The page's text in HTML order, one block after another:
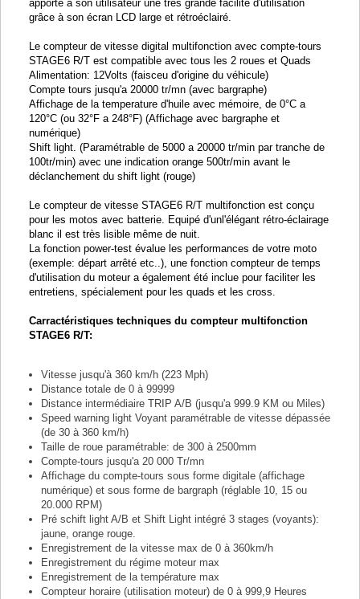
apporte à son utilisateur une très grande facilité d'utilisation
grâce à son écran LCD large et rétroéclairé.
Le compteur de vitesse digital multifonction avec compte-tours
STAGE6 R/T est compatible avec tous les 2 roues et Quads
Alimentation: 12Volts (faisceu d'origine du véhicule)
Compte tours jusqu'a 20000 tr/mn (avec bargraphe)
Affichage de la temperature d'huile avec mémoire, de 0°C a
120°C (ou 32°F a 248°F) (Affichage avec bargraphe et
numérique)
Shift light. (Paramétrable de 5000 a 20000 tr/min par tranche de
100tr/min) avec une indication orange 500tr/min avant le
déclanchement du shift light (rouge)
Le compteur de vitesse STAGE6 R/T multifonction est conçu
pour les motos avec batterie. Equipé d'unl'élégant rétro-éclairage
blanc il est très lisible même de nuit.
La fonction power-test évalue les performances de votre moto
(exemple: départ arrêté etc..), une fonction compteur de temps
d'utilisation du moteur a également été inclue pour faciliter les
entretiens, spécialement pour les quads et les cross.
Carractéristiques techniques du compteur multifonction
STAGE6 R/T:
Vitesse jusqu'à 360 km/h (223 Mph)
Distance totale de 0 à 99999
Distance intermédiaire TRIP A/B (jusqu'a 999.9 KM ou Miles)
Speed warning light Voyant paramétrable de vitesse dépassée
(de 30 à 360 km/h)
Taille de roue paramétrable: de 300 à 2500mm
Compte-tours jusqu'a 20 000 Tr/mn
Affichage du compte-tours sous forme digitale (affichage
numérique) et sous forme de bargraph (réglable 10, 15 ou
20.000 RPM)
Pré schift light A/B et Shift Light intégré 3 stages (voyants):
jaune, orange rouge.
Enregistrement de la vitesse max de 0 à 360km/h
Enregistrement du régime moteur max
Enregistrement de la température max
Compteur horaire (utilisation moteur) de 0 à 999,9 Heures